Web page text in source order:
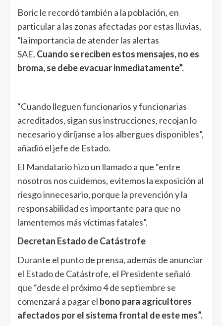
Boric le recordó también a la población, en
particular a las zonas afectadas por estas lluvias,
“la importancia de atender las alertas
SAE. Cuando se reciben estos mensajes, no es
broma, se debe evacuar inmediatamente”.
“Cuando lleguen funcionarios y funcionarias
acreditados, sigan sus instrucciones, recojan lo
necesario y diríjanse a los albergues disponibles”,
añadió el jefe de Estado.
El Mandatario hizo un llamado a que “entre
nosotros nos cuidemos, evitemos la exposición al
riesgo innecesario, porque la prevención y la
responsabilidad es importante para que no
lamentemos más víctimas fatales”.
Decretan Estado de Catástrofe
Durante el punto de prensa, además de anunciar
el Estado de Catástrofe, el Presidente señaló
que “desde el próximo 4 de septiembre se
comenzará a pagar el bono para agricultores
afectados por el sistema frontal de este mes”.